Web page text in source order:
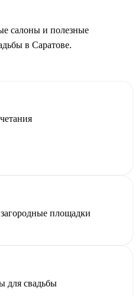
салоны и полезные
в Саратове.
площадки
для свадьбы